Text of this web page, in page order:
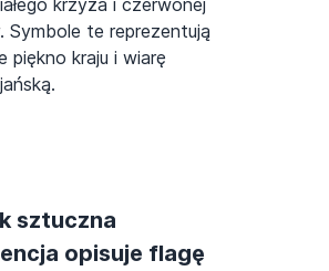
Symbole te reprezentują
piękno kraju i wiarę
sztuczna
opisuje flagę